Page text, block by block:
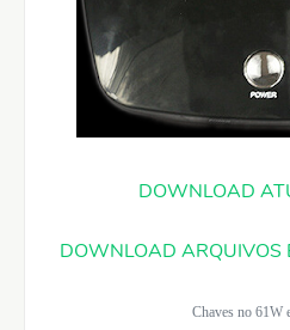
DOWNLOAD
DOWNLOAD ARQUIVOS
Chaves no 61W